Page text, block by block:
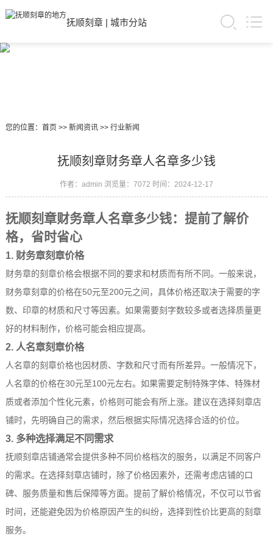
抚顺刻章| 城市分站
您的位置： 首页 >> 新闻资讯>> 行业新闻
抚顺刻章财务章人名章多少钱
作者：admin 浏览量：7072 时间：2024-12-17
抚顺刻章财务章人名章多少钱：提前了解价
格，省时省心
1. 财务章刻章价格
财务章的刻章价格会根据不同的要求和材质而有所不同。一般来说，
财务章刻章的价格在50元至200元之间，具体价格还取决于需要的字
数、印章的材质和尺寸等因素。如果需要刻字数较多或者选择质量更
好的材料制作，价格可能会相应提高。
2. 人名章刻章价格
人名章的刻章价格也因材质、字数和尺寸而有所差异。一般情况下，
人名章的价格在30元至100元左右。如果需要定制特殊字体、特殊材
质或者添加个性化元素，价格则可能会有所上涨。建议在选择刻章店
铺时，先明确自己的需求，然后根据实际情况选择合适的价位。
3. 多种选择满足不同需求
抚顺刻章店铺通常会提供多种不同价格档次的服务，以满足不同客户
的需求。在选择刻章店铺时，除了价格因素外，还需考虑店铺的口
碑、服务质量和售后保障等方面。提前了解价格情况，不仅可以节省
时间，还能避免因为价格原因产生的纠纷，选择到性价比更高的刻章
服务。